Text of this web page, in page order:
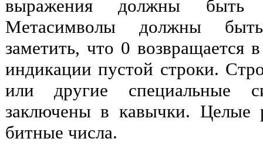
выражения должны быть
Метасимволы должны
заметить, что 0 возвращается
индикации пустой строки.
или другие специальные
заключены в кавычки. Целые
битные числа.